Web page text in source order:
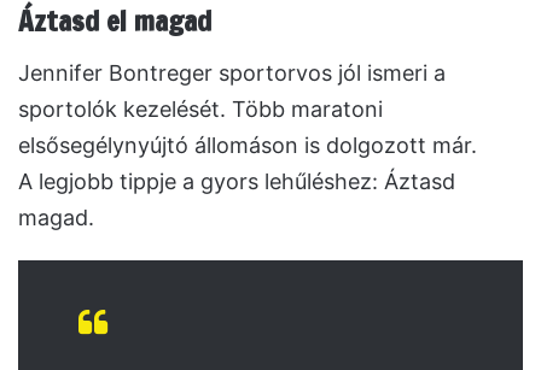
Áztasd el magad
Jennifer Bontreger sportorvos jól ismeri a
sportolók kezelését. Több maratoni
elsősegélynyújtó állomáson is dolgozott már.
A legjobb tippje a gyors lehűléshez: Áztasd
magad.